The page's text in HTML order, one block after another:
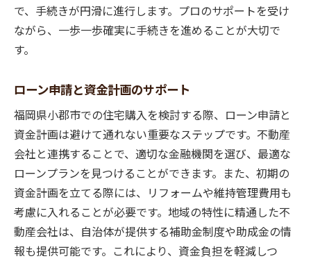
で、手続きが円滑に進行します。プロのサポートを受け
ながら、一歩一歩確実に手続きを進めることが大切で
す。
ローン申請と資金計画のサポート
福岡県小郡市での住宅購入を検討する際、ローン申請と
資金計画は避けて通れない重要なステップです。不動産
会社と連携することで、適切な金融機関を選び、最適な
ローンプランを見つけることができます。また、初期の
資金計画を立てる際には、リフォームや維持管理費用も
考慮に入れることが必要です。地域の特性に精通した不
動産会社は、自治体が提供する補助金制度や助成金の情
報も提供可能です。これにより、資金負担を軽減しつ